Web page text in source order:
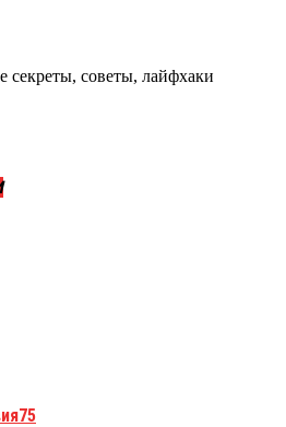
советы, лайфхаки
75